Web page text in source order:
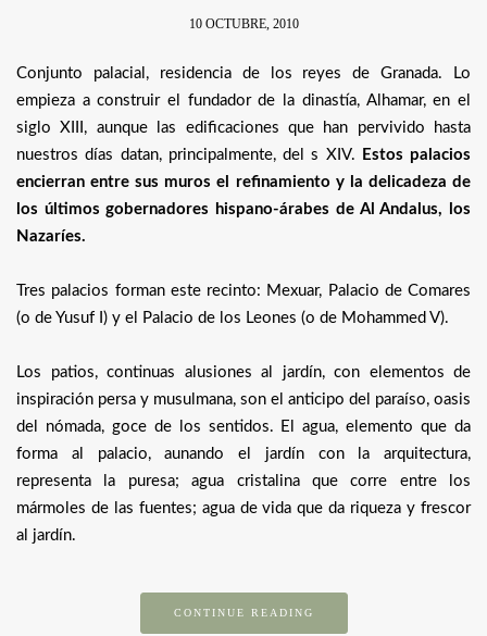
10 OCTUBRE, 2010
Conjunto palacial, residencia de los reyes de Granada. Lo
empieza a construir el fundador de la dinastía, Alhamar, en el
siglo XIII, aunque las edificaciones que han pervivido hasta
nuestros días datan, principalmente, del s XIV.
Estos palacios
encierran entre sus muros el refinamiento y la delicadeza de
los últimos gobernadores hispano-árabes de Al Andalus, los
Nazaríes.
Tres palacios forman este recinto: Mexuar, Palacio de Comares
(o de Yusuf I) y el Palacio de los Leones (o de Mohammed V).
Los patios, continuas alusiones al jardín, con elementos de
inspiración persa y musulmana, son el anticipo del paraíso, oasis
del nómada, goce de los sentidos. El agua, elemento que da
forma al palacio, aunando el jardín con la arquitectura,
representa la puresa; agua cristalina que corre entre los
mármoles de las fuentes; agua de vida que da riqueza y frescor
al jardín.
CONTINUE READING